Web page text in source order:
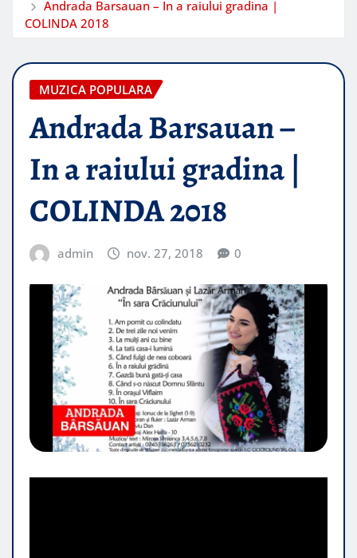
Andrada Barsauan – In a raiului gradina |
COLINDA 2018
MUZICA POPULARA
Andrada Barsauan –
In a raiului gradina |
COLINDA 2018
admin nov. 27, 2018 0